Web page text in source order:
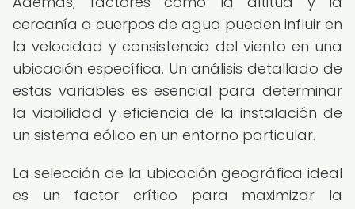
cercanía a cuerpos de agua pueden influir en
la velocidad y consistencia del viento en una
ubicación específica. Un análisis detallado de
estas variables es esencial para determinar
la viabilidad y eficiencia de la instalación de
un sistema eólico en un entorno particular.
La selección de la ubicación geográfica ideal
es un factor crítico para maximizar la